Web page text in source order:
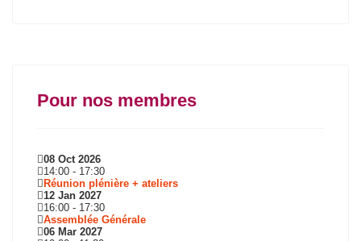
Pour nos membres
08 Oct 2026
14:00 - 17:30
Réunion plénière + ateliers
12 Jan 2027
16:00 - 17:30
Assemblée Générale
06 Mar 2027